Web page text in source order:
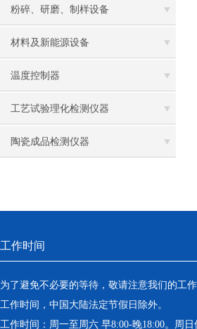
粉碎、研磨、制样设备
材料及新能源设备
温度控制器
工艺试验理化检测仪器
陶瓷成品检测仪器
工作时间
为了避免不必要的等待，敬请注意我们的工
工作时间，中国大陆法定节假日除外。
工作时间：周一至周六 早8:00-晚18:00。周日